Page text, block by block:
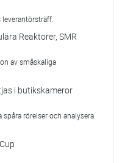
Reaktorer, SMR
av småskaliga
i butikskameror
rörelser och analysera